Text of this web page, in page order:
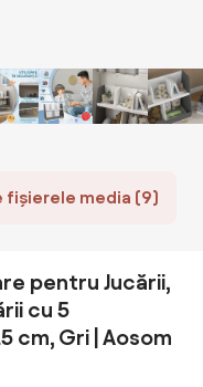
fișierele media (9)
pentru Jucării,
cu 5
cm, Gri | Aosom